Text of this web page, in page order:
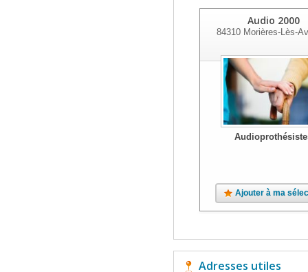
Audio 2000
84310 Morières-Lès-
Ajouter à ma
Adresses utiles